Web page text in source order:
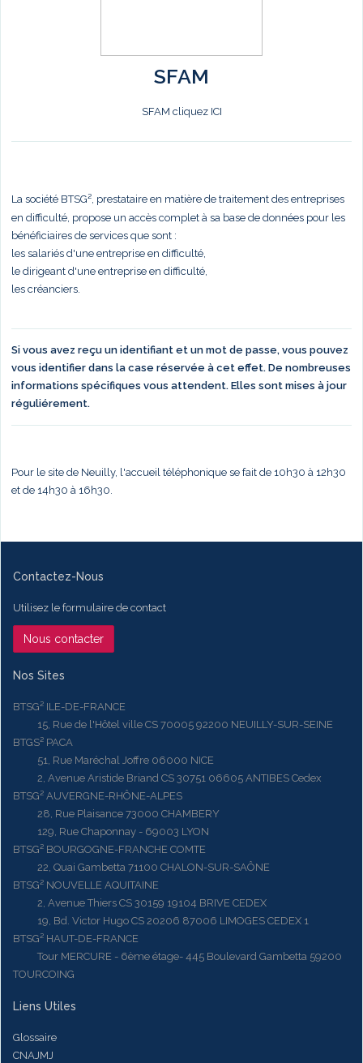
SFAM
SFAM cliquez ICI
La société BTSG², prestataire en matière de traitement des entreprises
en difficulté, propose un accès complet à sa base de données pour les
bénéficiaires de services que sont :
les salariés d'une entreprise en difficulté,
le dirigeant d'une entreprise en difficulté,
les créanciers.
Si vous avez reçu un identifiant et un mot de passe, vous pouvez
vous identifier dans la case réservée à cet effet. De nombreuses
informations spécifiques vous attendent. Elles sont mises à jour
réguliérement.
Pour le site de Neuilly, l'accueil téléphonique se fait de 10h30 à 12h30
et de 14h30 à 16h30.
Contactez-Nous
Utilisez le formulaire de contact
Nous contacter
Nos Sites
BTSG² ILE-DE-FRANCE
15, Rue de l'Hôtel ville CS 70005 92200 NEUILLY-SUR-SEINE
BTGS² PACA
51, Rue Maréchal Joffre 06000 NICE
2, Avenue Aristide Briand CS 30751 06605 ANTIBES Cedex
BTSG² AUVERGNE-RHÔNE-ALPES
28, Rue Plaisance 73000 CHAMBERY
129, Rue Chaponnay - 69003 LYON
BTSG² BOURGOGNE-FRANCHE COMTE
22, Quai Gambetta 71100 CHALON-SUR-SAÔNE
BTSG² NOUVELLE AQUITAINE
2, Avenue Thiers CS 30159 19104 BRIVE CEDEX
19, Bd. Victor Hugo CS 20206 87006 LIMOGES CEDEX 1
BTSG² HAUT-DE-FRANCE
Tour MERCURE - 6ème étage- 445 Boulevard Gambetta 59200
TOURCOING
Liens Utiles
Glossaire
CNAJMJ